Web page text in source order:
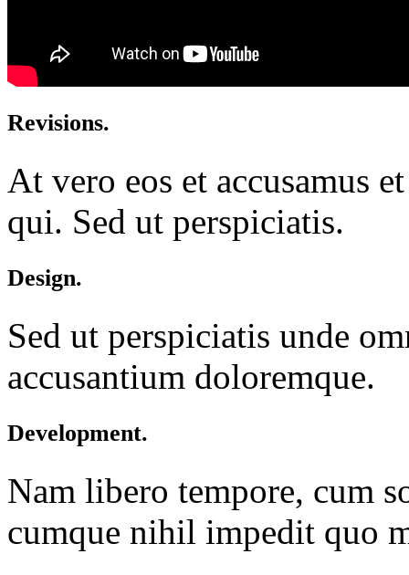
Revisions.
At vero eos et accusamus
qui. Sed ut perspiciatis.
Design.
Sed ut perspiciatis unde
accusantium doloremque.
Development.
Nam libero tempore, cum
cumque nihil impedit quo